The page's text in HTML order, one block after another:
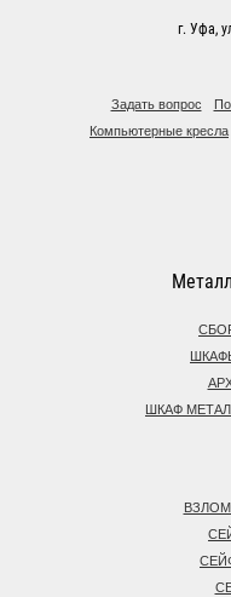
г. Уфа,
Задать вопрос
Компьютерные кресла
ШКАФ